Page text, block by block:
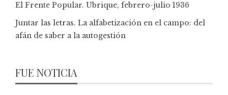
El Frente Popular. Ubrique, febrero-julio 1936
Juntar las letras. La alfabetización en el campo: del
afán de saber a la autogestión
FUE NOTICIA